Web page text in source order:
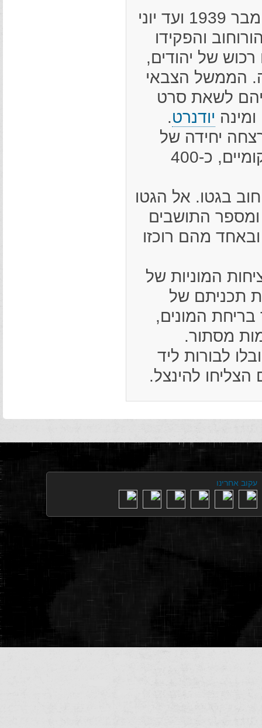
הורוחוב הייתה נתונה לשלטון סובייטי מספטמבר 1939 ועד יוני
את הורוחוב והפקידו
של יהודים,
הממשל הצבאי
לשאת סרט
יודנרט.
4a, בעזרתם של אוקראינים מקומיים, כ-400
הורוחוב בגטו. אל הגטו
ומספר התושבים
ובאחד מהם רוכזו
רציחות המוניות של
תכניתם של
המונים,
מסתור.
הובלו לבורות ליד
עקוב אחרינו